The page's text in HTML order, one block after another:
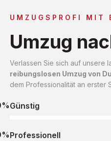
UMZUGSPROFI MIT
Umzug
Verlassen Sie sich auf unsere
reibungslosen Umzug von
dem Professionalität an erster
Günstig
Professionell